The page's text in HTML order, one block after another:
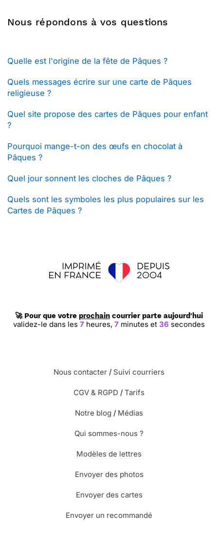
Nous répondons à vos questions
Quelle est l'origine de la fête de Pâques ?
Quels messages écrire sur une carte de Pâques
religieuse ?
Quel site propose des cartes de Pâques pour enfant
?
Pourquoi mange-t-on des œufs en chocolat à
Pâques ?
Quel jour sonnent les cloches de Pâques ?
Quels sont les symboles les plus populaires sur les
Cartes de Pâques ?
🚀 Pour que votre prochain courrier parte aujourd'hui
validez-le dans les7 heures,7 minutes et35 secondes
Nous contacter / Suivi courriers
CGV & RGPD / Tarifs
Notre blog / Médias
Qui sommes-nous ?
Modèles de lettres
Envoyer des photos
Envoyer des cartes
Envoyer un recommandé